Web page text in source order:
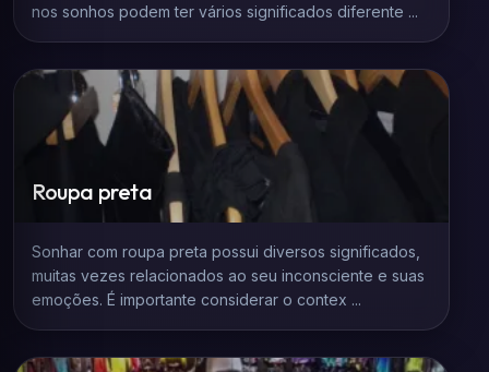
nos sonhos podem ter vários significados diferente ...
Roupa preta
Sonhar com roupa preta possui diversos significados,
muitas vezes relacionados ao seu inconsciente e suas
emoções. É importante considerar o contex ...